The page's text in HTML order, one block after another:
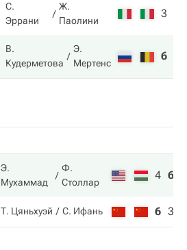
С.
Эррани
Ж.
Паолини
3
В.
Кудерметова
Э.
Мертенс
6
Э.
Мухаммад
Ф.
Столлар
4 6
Т. Цяньхуэй С. Ифань 6 3